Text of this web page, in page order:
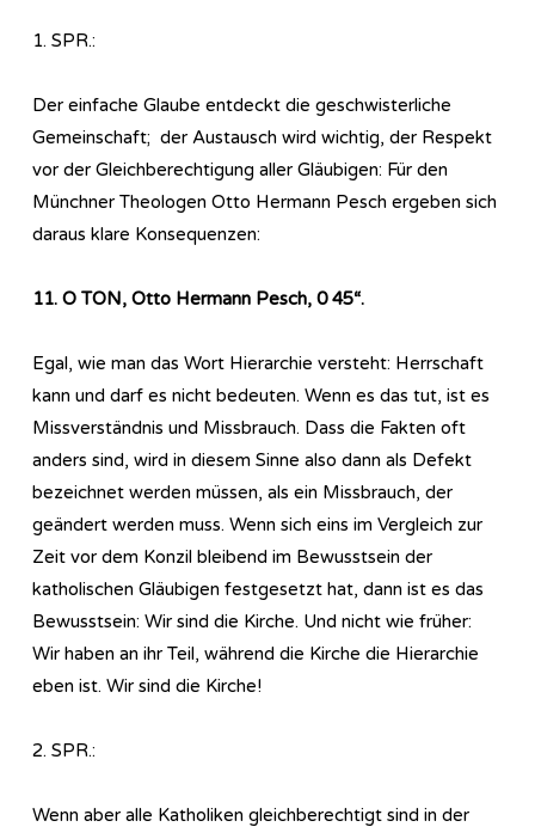
1. SPR.:
Der einfache Glaube entdeckt die geschwisterliche
Gemeinschaft; der Austausch wird wichtig, der Respekt
vor der Gleichberechtigung aller Gläubigen: Für den
Münchner Theologen Otto Hermann Pesch ergeben sich
daraus klare Konsequenzen:
11. O TON, Otto Hermann Pesch, 0 45“.
Egal, wie man das Wort Hierarchie versteht: Herrschaft
kann und darf es nicht bedeuten. Wenn es das tut, ist es
Missverständnis und Missbrauch. Dass die Fakten oft
anders sind, wird in diesem Sinne also dann als Defekt
bezeichnet werden müssen, als ein Missbrauch, der
geändert werden muss. Wenn sich eins im Vergleich zur
Zeit vor dem Konzil bleibend im Bewusstsein der
katholischen Gläubigen festgesetzt hat, dann ist es das
Bewusstsein: Wir sind die Kirche. Und nicht wie früher:
Wir haben an ihr Teil, während die Kirche die Hierarchie
eben ist. Wir sind die Kirche!
2. SPR.:
Wenn aber alle Katholiken gleichberechtigt sind in der